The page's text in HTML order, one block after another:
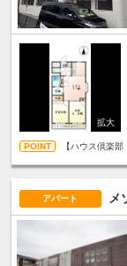
【ハウス倶楽
アパート メ